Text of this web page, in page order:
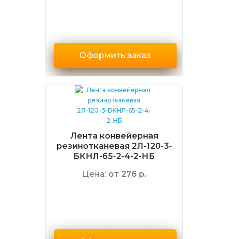
Оформить заказ
Лента конвейерная
резинотканевая 2Л-120-3-
БКНЛ-65-2-4-2-НБ
Цена: от 276 р.